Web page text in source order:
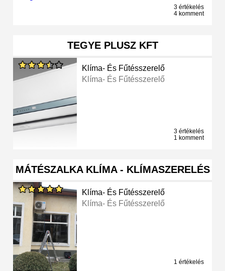
3 értékelés
4 komment
TEGYE PLUSZ KFT
Klíma- És Fűtésszerelő
Klíma- És Fűtésszerelő
3 értékelés
1 komment
MÁTÉSZALKA KLÍMA - KLÍMASZERELÉS
Klíma- És Fűtésszerelő
Klíma- És Fűtésszerelő
1 értékelés